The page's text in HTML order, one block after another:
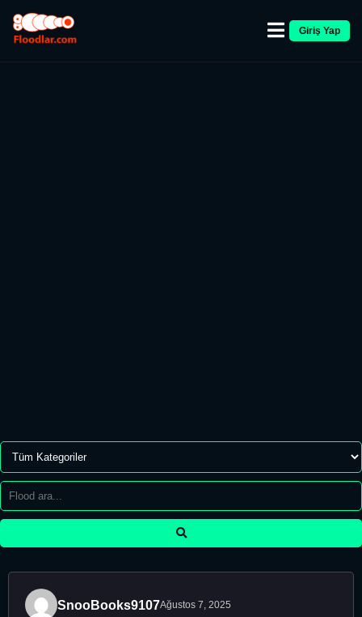
Giriş Yap
SnooBooks9107Ağustos 7, 2025